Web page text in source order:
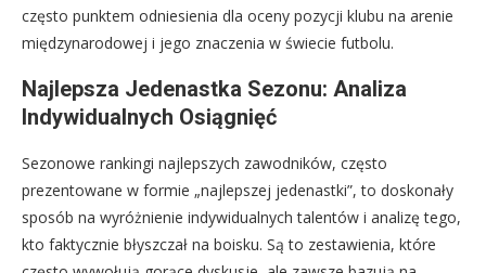
często punktem odniesienia dla oceny pozycji klubu na arenie
międzynarodowej i jego znaczenia w świecie futbolu.
Najlepsza Jedenastka Sezonu: Analiza
Indywidualnych Osiągnięć
Sezonowe rankingi najlepszych zawodników, często
prezentowane w formie „najlepszej jedenastki”, to doskonały
sposób na wyróżnienie indywidualnych talentów i analizę tego,
kto faktycznie błyszczał na boisku. Są to zestawienia, które